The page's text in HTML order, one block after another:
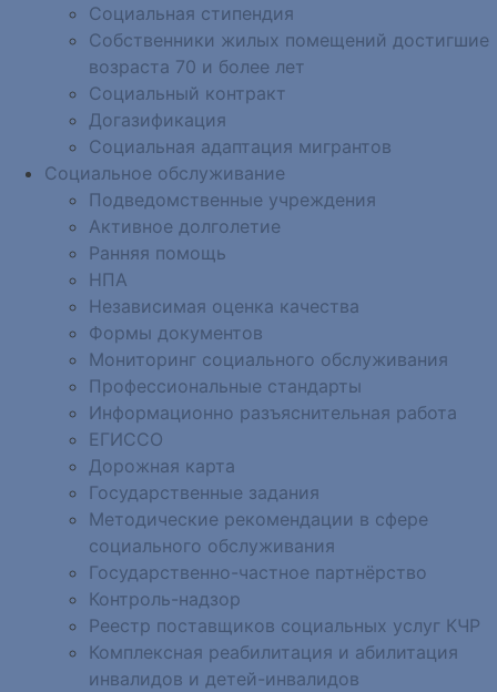
Социальная стипендия
Собственники жилых помещений достигшие
возраста 70 и более лет
Социальный контракт
Догазификация
Социальная адаптация мигрантов
Социальное обслуживание
Подведомственные учреждения
Активное долголетие
Ранняя помощь
НПА
Независимая оценка качества
Формы документов
Мониторинг социального обслуживания
Профессиональные стандарты
Информационно разъяснительная работа
ЕГИССО
Дорожная карта
Государственные задания
Методические рекомендации в сфере
социального обслуживания
Государственно-частное партнёрство
Контроль-надзор
Реестр поставщиков социальных услуг КЧР
Комплексная реабилитация и абилитация
инвалидов и детей-инвалидов